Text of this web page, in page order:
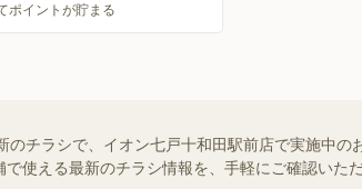
ポイントが貯まる
チラシで、イオン七戸十和田駅前店で実施中
使える最新のチラシ情報を、手軽にご確認いた